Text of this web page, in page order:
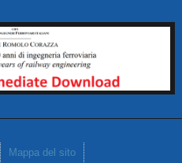
Mappa del sito